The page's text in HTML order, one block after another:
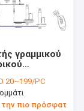
γραμμικού
ρεύματος
ταχύτητας
20~199/PC
πιο πρόσφατη